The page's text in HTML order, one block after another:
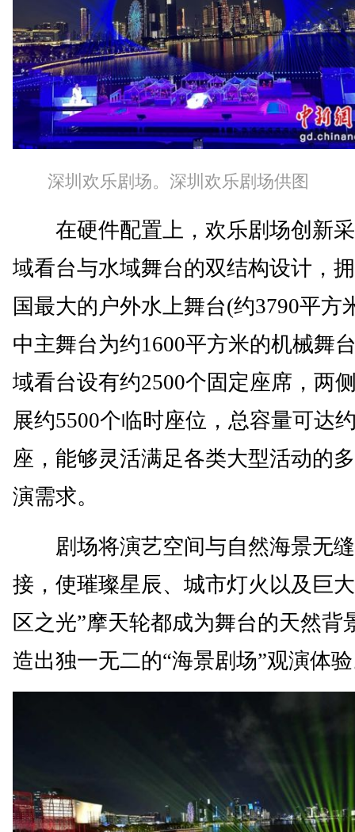
深圳欢乐剧场。深圳欢乐剧场供图
在硬件配置上，欢乐剧场创新
域看台与水域舞台的双结构设计，
国最大的户外水上舞台(约3790平方
中主舞台为约1600平方米的机械舞
域看台设有约2500个固定座席，两
展约5500个临时座位，总容量可达
座，能够灵活满足各类大型活动的
演需求。
剧场将演艺空间与自然海景无
接，使璀璨星辰、城市灯火以及巨
区之光”摩天轮都成为舞台的天然背
造出独一无二的“海景剧场”观演体